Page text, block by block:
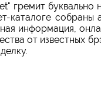
гремит
каталоге
информация,
от известных